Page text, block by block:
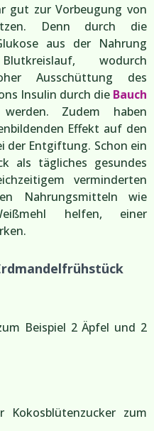
gut zur Vorbeugung von
Denn durch die
aus der Nahrung
wodurch
Ausschüttung des
Insulin durch die Bauch
Zudem haben
Effekt auf den
der Entgiftung. Schon ein
als tägliches gesundes
verminderten
Nahrungsmitteln wie
helfen, einer
Beispiel 2 Äpfel und 2
Kokosblütenzucker zum